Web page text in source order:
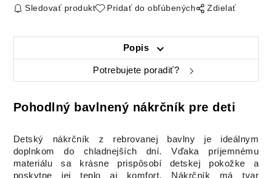
Sledovať produkt Pridať do obľúbených Zdielať
Popis
Potrebujete poradiť?
Pohodlný bavlnený nákrčník pre deti
Detský nákrčník z rebrovanej bavlny je ideálnym
doplnkom do chladnejších dní. Vďaka príjemnému
materiálu sa krásne prispôsobí detskej pokožke a
poskytne jej teplo aj komfort. Nákrčník má tvar